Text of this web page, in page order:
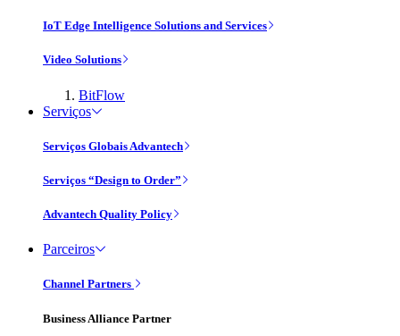
IoT Edge Intelligence Solutions and Services
Video Solutions
BitFlow
Serviços
Serviços Globais Advantech
Serviços “Design to Order”
Advantech Quality Policy
Parceiros
Channel Partners
Business Alliance Partner